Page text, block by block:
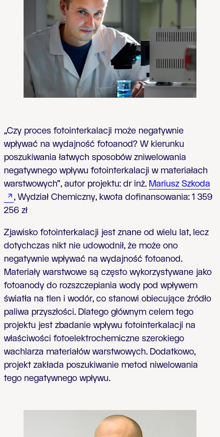
„Czy proces fotointerkalacji może negatywnie
wpływać na wydajność fotoanod? W kierunku
poszukiwania łatwych sposobów zniwelowania
negatywnego wpływu fotointerkalacji w materiałach
warstwowych”, autor projektu: dr inż. Mariusz Szkoda
, Wydział Chemiczny, kwota dofinansowania: 1 359
256 zł
Zjawisko fotointerkalacji jest znane od wielu lat, lecz
dotychczas nikt nie udowodnił, że może ono
negatywnie wpływać na wydajność fotoanod.
Materiały warstwowe są często wykorzystywane jako
fotoanody do rozszczepiania wody pod wpływem
światła na tlen i wodór, co stanowi obiecujące źródło
paliwa przyszłości. Dlatego głównym celem tego
projektu jest zbadanie wpływu fotointerkalacji na
właściwości fotoelektrochemiczne szerokiego
wachlarza materiałów warstwowych. Dodatkowo,
projekt zakłada poszukiwanie metod niwelowania
tego negatywnego wpływu.